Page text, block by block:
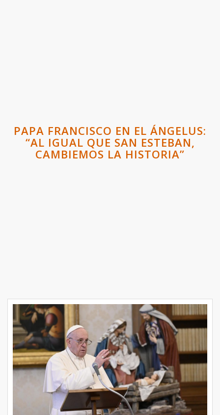
PAPA FRANCISCO EN EL ÁNGELUS:
“AL IGUAL QUE SAN ESTEBAN,
CAMBIEMOS LA HISTORIA”